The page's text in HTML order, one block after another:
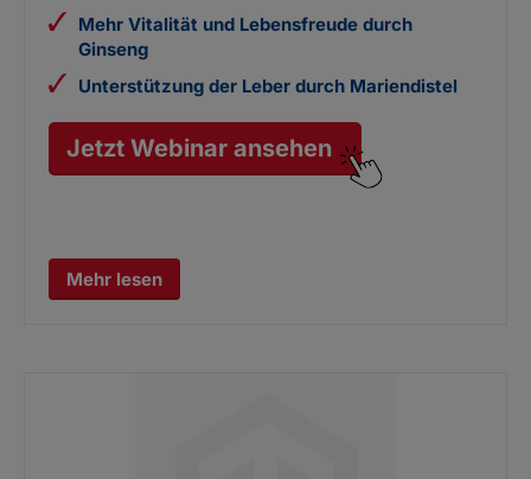
Mehr Vitalität und Lebensfreude durch
Ginseng
Unterstützung der Leber durch Mariendistel
Jetzt Webinar ansehen
Mehr lesen